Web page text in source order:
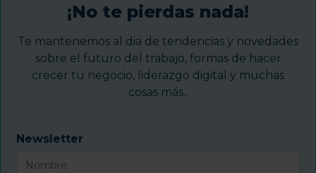
¡No te pierdas nada!
Te mantenemos al dia de tendencias y novedades
sobre el futuro del trabajo, formas de hacer
crecer tu negocio, liderazgo digital y muchas
cosas más..
Newsletter